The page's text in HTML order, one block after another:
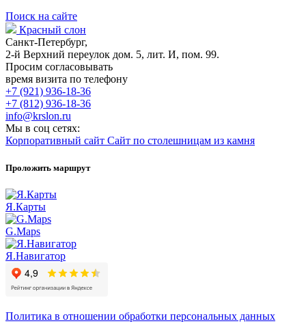
Поиск на сайте
Красный слон
Санкт-Петербург,
2-й Верхний переулок дом. 5, лит. И, пом. 99.
Просим согласовывать
время визита по телефону
+7 (921) 936-18-36
+7 (812) 936-18-36
info@krslon.ru
Мы в соц сетях:
Корпоративный сайт Сайт по столешницам из камня
Проложить маршрут
Я.Карты
G.Maps
Я.Навигатор
Политика в отношении обработки персональных данных